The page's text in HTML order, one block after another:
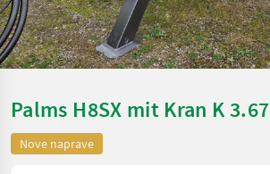
Palms H8SX mit Kran K 3.67
Nove naprave